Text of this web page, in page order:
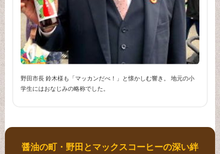
野田市長 鈴木様も「マッカンだべ！」と懐かしむ響き。 地元の小
学生にはおなじみの略称でした。
醤油の町・野田とマックスコーヒーの深い絆